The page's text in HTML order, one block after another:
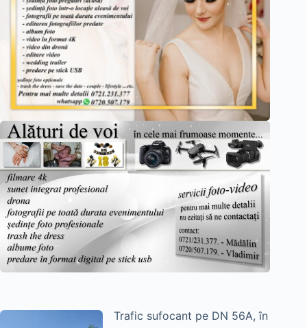
Trafic sufocant pe DN 56A, în